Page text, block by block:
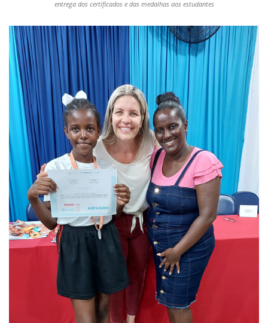
entrega dos certificados e das medalhas aos estudantes